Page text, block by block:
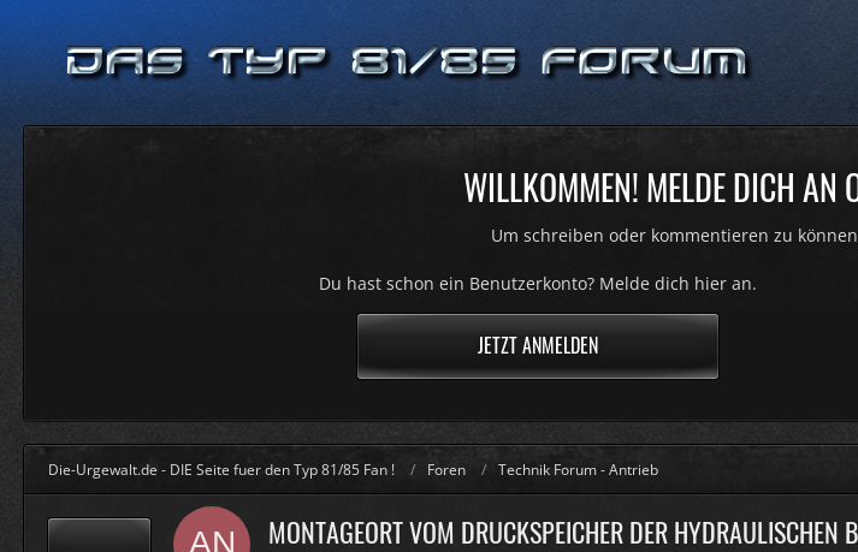
WILLKOMMEN! MELDE DICH AN
Um schreiben oder kommentieren zu
Du hast schon ein Benutzerkonto? Melde dich hier an.
JETZT ANMELDEN
Die-Urgewalt.de - DIE Seite fuer den Typ 81/85 Fan ! Foren Technik Forum - Antrieb
MONTAGEORT VOM DRUCKSPEICHER DER HYDRAULISCHEN